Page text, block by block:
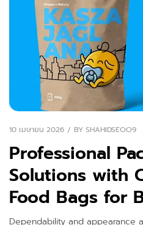
10 เมษายน 2026 BY SHAHIDSEOO9
Professional
Solutions with
Food Bags for
Dependability and